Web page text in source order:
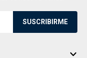
SUSCRIBIRME